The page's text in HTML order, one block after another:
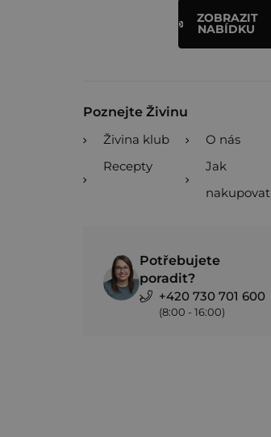
ZOBRAZIT
NABÍDKU
Poznejte Živinu
Živina klub
O nás
Recepty
Jak
nakupovat
Potřebujete
poradit?
+420 730 701 600
(8:00 - 16:00)